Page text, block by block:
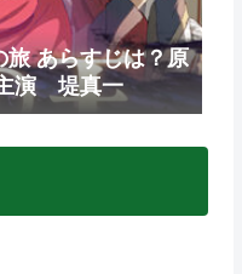
あらすじは？原
演 堤真一